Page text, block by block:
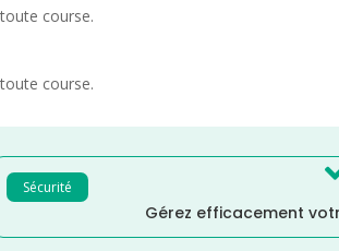
course.
course.
Sécurité
Gérez efficacement